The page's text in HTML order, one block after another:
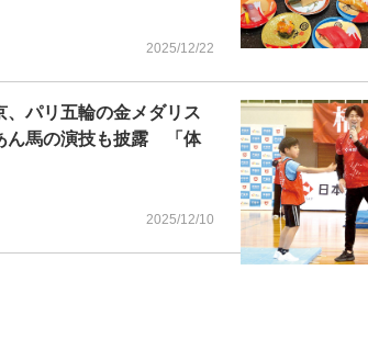
2025/12/22
パリ五輪の金メダリス
ん馬の演技も披露 「体
2025/12/10